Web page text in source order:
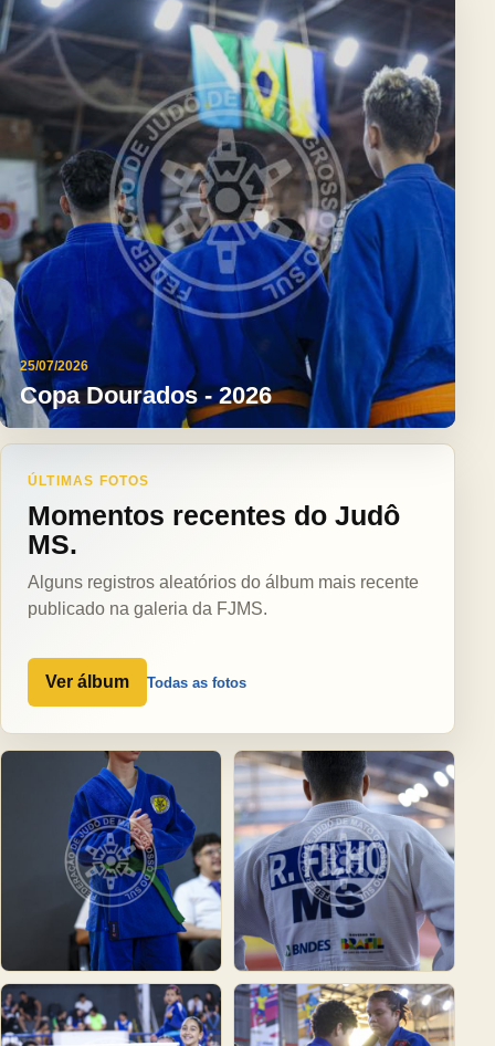
25/07/2026
Copa Dourados - 2026
ÚLTIMAS FOTOS
Momentos recentes do Judô
MS.
Alguns registros aleatórios do álbum mais recente
publicado na galeria da FJMS.
Ver álbum Todas as fotos